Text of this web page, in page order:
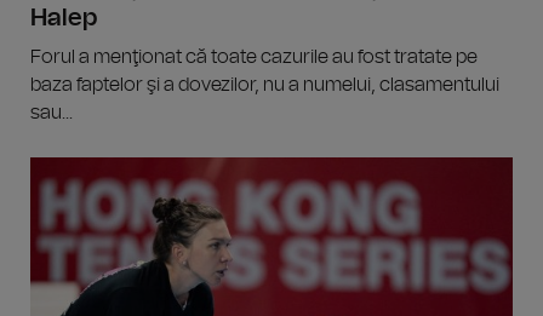
Halep
Forul a menţionat că toate cazurile au fost tratate pe
baza faptelor şi a dovezilor, nu a numelui, clasamentului
sau...